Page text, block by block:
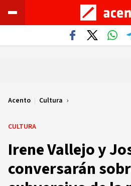
Acento | Cultura
CULTURA
Irene Vallejo y
conversarán